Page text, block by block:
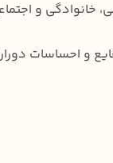
و
و احساسات